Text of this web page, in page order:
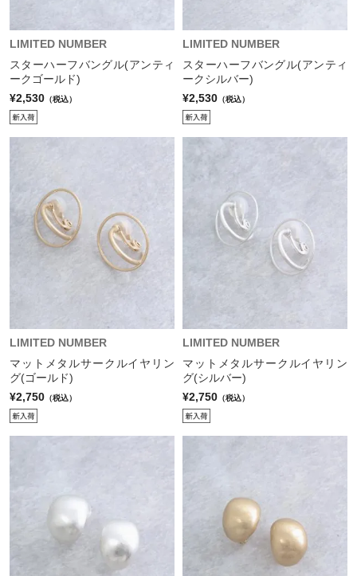
LIMITED NUMBER
スターハーフバングル(アンティ
ークゴールド)
¥2,530 （税込）
LIMITED NUMBER
スターハーフバングル(アンティ
ークシルバー)
¥2,530 （税込）
LIMITED NUMBER
マットメタルサークルイヤリン
グ(ゴールド)
¥2,750 （税込）
LIMITED NUMBER
マットメタルサークルイヤリン
グ(シルバー)
¥2,750 （税込）